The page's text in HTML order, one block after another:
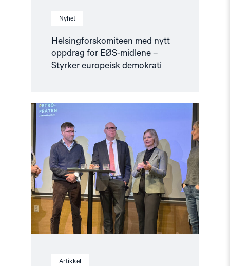
Nyhet
Helsingforskomiteen med nytt
oppdrag for EØS-midlene –
Styrker europeisk demokrati
Artikkel
"Barentshavet
i
spill"